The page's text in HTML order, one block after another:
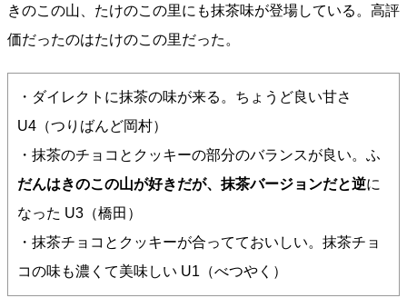
きのこの山、たけのこの里にも抹茶味が登場している。高評
価だったのはたけのこの里だった。
・ダイレクトに抹茶の味が来る。ちょうど良い甘さ
U4（つりばんど岡村）
・抹茶のチョコとクッキーの部分のバランスが良い。ふ
だんはきのこの山が好きだが、抹茶バージョンだと逆に
なった U3（橋田）
・抹茶チョコとクッキーが合ってておいしい。抹茶チョ
コの味も濃くて美味しい U1（べつやく）